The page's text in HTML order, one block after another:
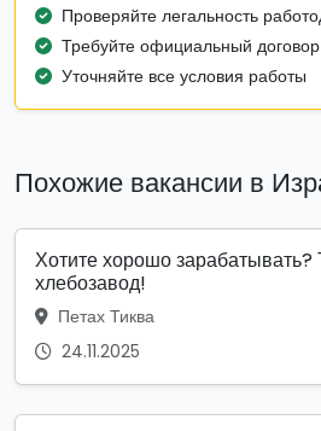
Проверяйте легальность
Требуйте официальный договор
Уточняйте все условия работы
Похожие вакансии в
Хотите хорошо зарабатывать?
хлебозавод!
Петах Тиква
24.11.2025